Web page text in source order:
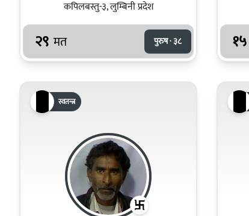
कपिलबस्तु-३, लुम्बिनी प्रदेश
२९ मत पुरुष · ३८ १५
स्वतन्त्र